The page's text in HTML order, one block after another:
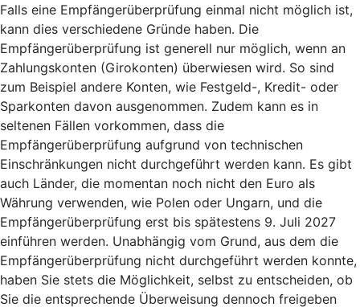
Falls eine Empfängerüberprüfung einmal nicht möglich ist,
kann dies verschiedene Gründe haben. Die
Empfängerüberprüfung ist generell nur möglich, wenn an
Zahlungskonten (Girokonten) überwiesen wird. So sind
zum Beispiel andere Konten, wie Festgeld-, Kredit- oder
Sparkonten davon ausgenommen. Zudem kann es in
seltenen Fällen vorkommen, dass die
Empfängerüberprüfung aufgrund von technischen
Einschränkungen nicht durchgeführt werden kann. Es gibt
auch Länder, die momentan noch nicht den Euro als
Währung verwenden, wie Polen oder Ungarn, und die
Empfängerüberprüfung erst bis spätestens 9. Juli 2027
einführen werden. Unabhängig vom Grund, aus dem die
Empfängerüberprüfung nicht durchgeführt werden konnte,
haben Sie stets die Möglichkeit, selbst zu entscheiden, ob
Sie die entsprechende Überweisung dennoch freigeben